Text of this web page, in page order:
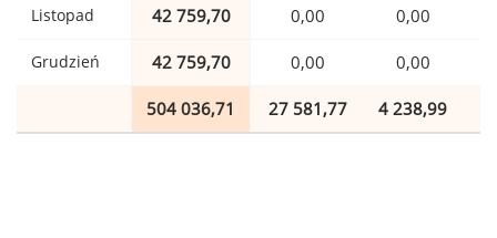
Listopad 42 759,70 0,00 0,00
Grudzień 42 759,70 0,00 0,00
504 036,71 27 581,77 4 238,99